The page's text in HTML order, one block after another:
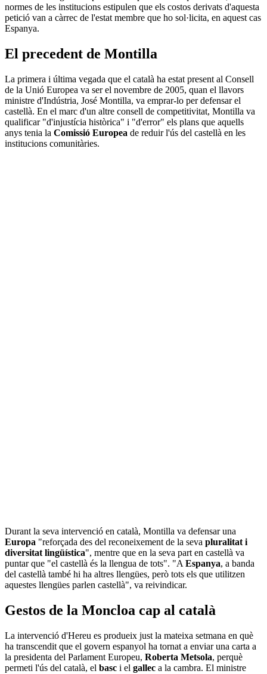
normes de les institucions estipulen que els costos derivats d'aquesta
petició van a càrrec de l'estat membre que ho sol·licita, en aquest cas
Espanya.
El precedent de Montilla
La primera i última vegada que el català ha estat present al Consell
de la Unió Europea va ser el novembre de 2005, quan el llavors
ministre d'Indústria, José Montilla, va emprar-lo per defensar el
castellà. En el marc d'un altre consell de competitivitat, Montilla va
qualificar "d'injustícia històrica" i "d'error" els plans que aquells
anys tenia la Comissió Europea de reduir l'ús del castellà en les
institucions comunitàries.
Durant la seva intervenció en català, Montilla va defensar una
Europa "reforçada des del reconeixement de la seva pluralitat i
diversitat lingüística", mentre que en la seva part en castellà va
puntar que "el castellà és la llengua de tots". "A Espanya, a banda
del castellà també hi ha altres llengües, però tots els que utilitzen
aquestes llengües parlen castellà", va reivindicar.
Gestos de la Moncloa cap al català
La intervenció d'Hereu es produeix just la mateixa setmana en què
ha transcendit que el govern espanyol ha tornat a enviar una carta a
la presidenta del Parlament Europeu, Roberta Metsola, perquè
permeti l'ús del català, el basc i el gallec a la cambra. El ministre